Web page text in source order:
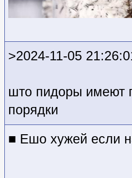
>2024-11-05
што пидоры имеют
порядки
■ Ешо хужей если